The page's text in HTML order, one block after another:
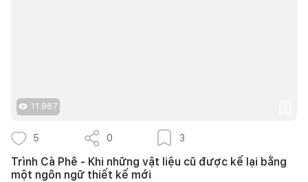
11.987
5 0 3
Trình Cà Phê - Khi những vật liệu cũ được kể lại bằng
một ngôn ngữ thiết kế mới